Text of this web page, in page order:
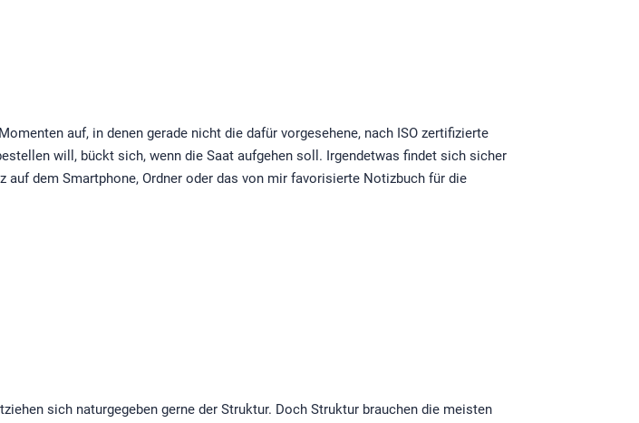
auf, in denen gerade nicht die dafür vorgesehene, nach ISO zertifizierte
will, bückt sich, wenn die Saat aufgehen soll. Irgendetwas findet sich sicher
dem Smartphone, Ordner oder das von mir favorisierte Notizbuch für die
sich naturgegeben gerne der Struktur. Doch Struktur brauchen die meisten